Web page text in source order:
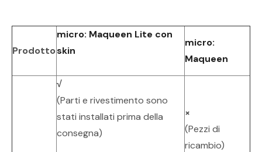
Prodotto
micro: Maqueen Lite con
skin
micro:
Maqueen
√
(Parti e rivestimento sono
stati installati prima della
consegna)
×
(Pezzi di
ricambio)